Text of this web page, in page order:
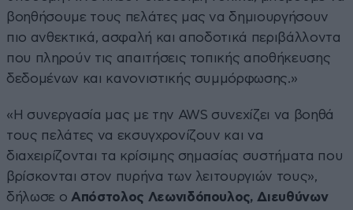
βοηθήσουμε τους πελάτες μας να δημιουργήσουν
πιο ανθεκτικά, ασφαλή και αποδοτικά περιβάλλοντα
που πληρούν τις απαιτήσεις τοπικής αποθήκευσης
δεδομένων και κανονιστικής συμμόρφωσης.»
«Η συνεργασία μας με την AWS συνεχίζει να βοηθά
τους πελάτες να εκσυγχρονίζουν και να
διαχειρίζονται τα κρίσιμης σημασίας συστήματα που
βρίσκονται στον πυρήνα των λειτουργιών τους»,
δήλωσε ο Απόστολος Λεωνιδόπουλος, Διευθύνων